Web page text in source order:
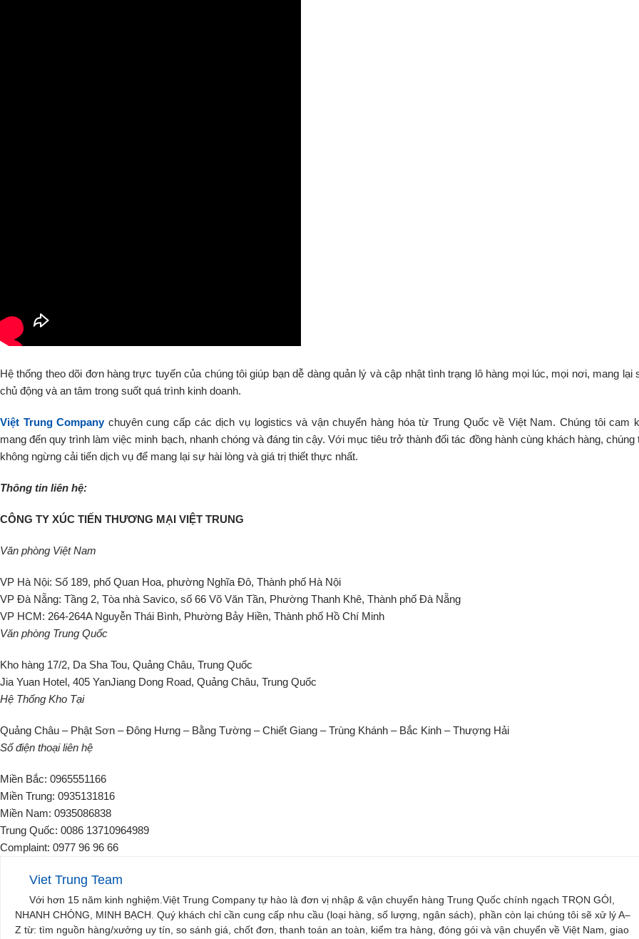
Hệ thống theo dõi đơn hàng trực tuyến của chúng tôi giúp bạn dễ dàng quản lý và cập nhật tình trạng lô hàng mọi lúc, mọi nơi, mang lại
chủ động và an tâm trong suốt quá trình kinh doanh.
Việt Trung Companychuyên cung cấp các dịch vụ logistics và vận chuyển hàng hóa từ Trung Quốc về Việt Nam. Chúng tôi cam
mang đến quy trình làm việc minh bạch, nhanh chóng và đáng tin cậy. Với mục tiêu trở thành đối tác đồng hành cùng khách hàng, chúng
không ngừng cải tiến dịch vụ để mang lại sự hài lòng và giá trị thiết thực nhất.
Thông tin liên hệ:
CÔNG TY XÚC TIẾN THƯƠNG MẠI VIỆT TRUNG
Văn phòng Việt Nam
VP Hà Nội: Số 189, phố Quan Hoa, phường Nghĩa Đô, Thành phố Hà Nội
VP Đà Nẵng: Tầng 2, Tòa nhà Savico, số 66 Võ Văn Tần, Phường Thanh Khê, Thành phố Đà Nẵng
VP HCM: 264-264A Nguyễn Thái Bình, Phường Bảy Hiền, Thành phố Hồ Chí Minh
Văn phòng Trung Quốc
Kho hàng 17/2, Da Sha Tou, Quảng Châu, Trung Quốc
Jia Yuan Hotel, 405 YanJiang Dong Road, Quảng Châu, Trung Quốc
Hệ Thống Kho Tại
Quảng Châu – Phật Sơn – Đông Hưng – Bằng Tường – Chiết Giang – Trùng Khánh – Bắc Kinh – Thượng Hải
Số điện thoại liên hệ
Miền Bắc: 0965551166
Miền Trung: 0935131816
Miền Nam: 0935086838
Trung Quốc: 0086 13710964989
Complaint: 0977 96 96 66
Viet Trung Team
Với hơn 15 năm kinh nghiệm.Việt Trung Company tự hào là đơn vị nhập & vận chuyển hàng Trung Quốc chính ngạch TRỌN GÓI,
NHANH CHÓNG, MINH BẠCH. Quý khách chỉ cần cung cấp nhu cầu (loại hàng, số lượng, ngân sách), phần còn lại chúng tôi sẽ xử lý A–
Z từ: tìm nguồn hàng/xưởng uy tín, so sánh giá, chốt đơn, thanh toán an toàn, kiểm tra hàng, đóng gói và vận chuyển về Việt Nam, giao